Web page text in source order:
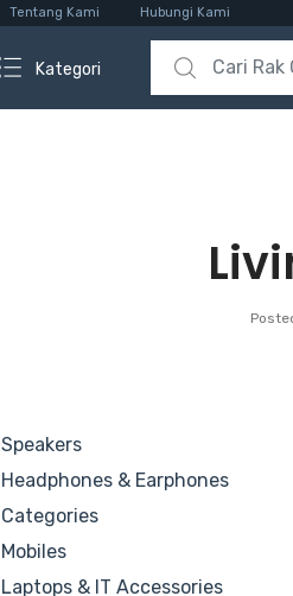
Tentang Kami Hubungi Kami
Kategori
Search for:
Speakers
Headphones & Earphones
Categories
Mobiles
Laptops & IT Accessories